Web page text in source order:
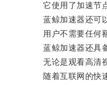
它使用了加速节点
蓝鲸加速器还可以
用户不需要任何额
蓝鲸加速器还具备
无论是观看高清视
随着互联网的快速